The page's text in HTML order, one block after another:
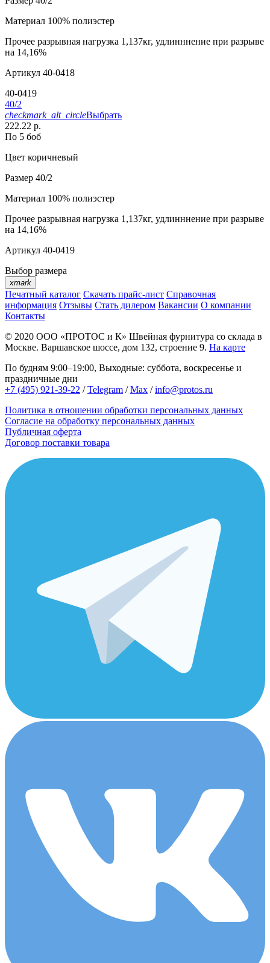
Материал 100% полиэстер
Прочее разрывная нагрузка 1,137кг, удлинннение при разрыве
на 14,16%
Артикул 40-0418
40-0419
40/2
checkmark_alt_circleВыбрать
222.22 р.
По 5 боб
Цвет коричневый
Размер 40/2
Материал 100% полиэстер
Прочее разрывная нагрузка 1,137кг, удлинннение при разрыве
на 14,16%
Артикул 40-0419
Выбор размера
xmark
Печатный каталог Скачать прайс-лист Справочная
информация Отзывы Стать дилером Вакансии О компании
Контакты
© 2020 ООО «ПРОТОС и К» Швейная фурнитура со склада в
Москве. Варшавское шоссе, дом 132, строение 9. На карте
По будням 9:00–19:00, Выходные: суббота, воскресенье и
праздничные дни
+7 (495) 921-39-22 /Telegram /Max /info@protos.ru
Политика в отношении обработки персональных данных
Согласие на обработку персональных данных
Публичная оферта
Договор поставки товара